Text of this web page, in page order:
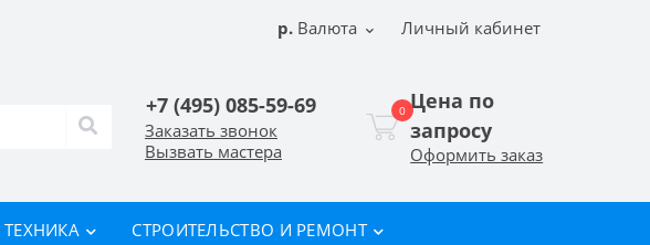
р. Валюта Личный кабинет
+7 (495) 085-59-69
Заказать звонок
Вызвать мастера
0 Цена по
запросу
Оформить заказ
СТРОИТЕЛЬСТВО И РЕМОНТ